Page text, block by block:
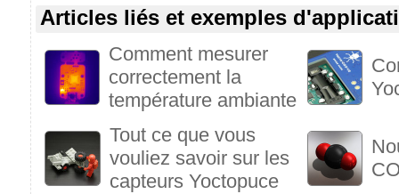
Articles liés et exemples
Comment mesurer
correctement la
température ambiante
Tout ce que vous
vouliez savoir sur les
capteurs Yoctopuce